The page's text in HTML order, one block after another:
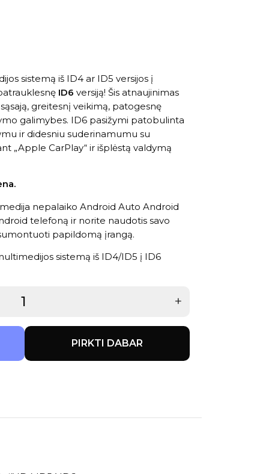
sistemą iš ID4 ar ID5 versijos į
ID6 versiją! Šis atnaujinimas
greitesnį veikimą, patogesnę
galimybes. ID6 pasižymi patobulinta
ir didesniu suderinamumu su
„Apple CarPlay“ ir išplėstą valdymą
nepalaiko Android Auto Android
telefoną ir norite naudotis savo
papildomą įrangą.
sistemą iš ID4/ID5 į ID6
+
PIRKTI DABAR